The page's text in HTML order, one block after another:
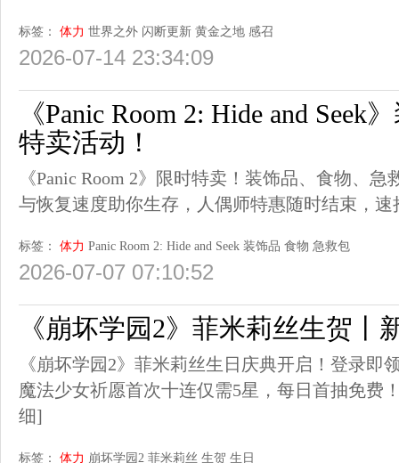
标签： 体力 世界之外 闪断更新 黄金之地 感召
2026-07-14 23:34:09
《Panic Room 2: Hide and Seek
特卖活动！
《Panic Room 2》限时特卖！装饰品、食物、
与恢复速度助你生存，人偶师特惠随时结束，速
标签： 体力 Panic Room 2: Hide and Seek 装饰品 食物 急救包
2026-07-07 07:10:52
《崩坏学园2》菲米莉丝生贺丨
《崩坏学园2》菲米莉丝生日庆典开启！登录即
魔法少女祈愿首次十连仅需5星，每日首抽免费
细]
标签： 体力 崩坏学园2 菲米莉丝 生贺 生日